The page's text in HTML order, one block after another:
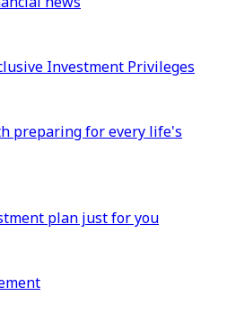
Investment Privileges
preparing for every life's
plan just for you